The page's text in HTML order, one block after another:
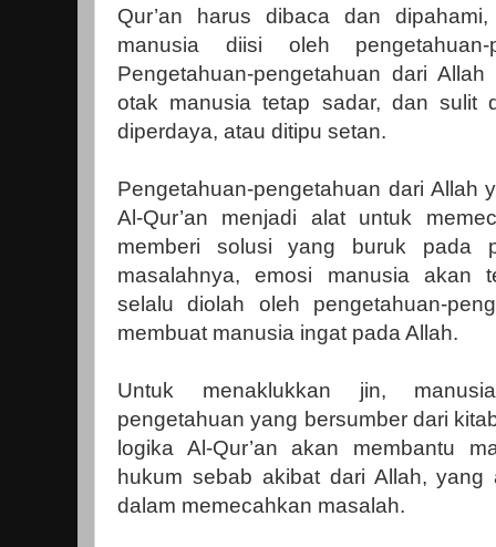
Qur’an harus dibaca dan
manusia diisi oleh
Pengetahuan-pengetahuan dari
otak manusia tetap sadar, dan sulit
diperdaya, atau ditipu setan.
Pengetahuan-pengetahuan dari Allah
Al-Qur’an menjadi alat untuk
memberi solusi yang buruk pada
masalahnya, emosi manusia akan
selalu diolah oleh pengetahuan-
membuat manusia ingat pada Allah.
Untuk menaklukkan jin,
pengetahuan yang bersumber dari
logika Al-Qur’an akan membantu
hukum sebab akibat dari Allah,
dalam memecahkan masalah.